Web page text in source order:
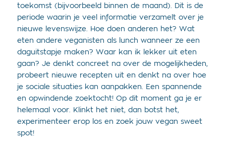
toekomst (bijvoorbeeld binnen de maand). Dit is de
periode waarin je veel informatie verzamelt over je
nieuwe levenswijze. Hoe doen anderen het? Wat
eten andere veganisten als lunch wanneer ze een
daguitstapje maken? Waar kan ik lekker uit eten
gaan? Je denkt concreet na over de mogelijkheden,
probeert nieuwe recepten uit en denkt na over hoe
je sociale situaties kan aanpakken. Een spannende
en opwindende zoektocht! Op dit moment ga je er
helemaal voor. Klinkt het niet, dan botst het,
experimenteer erop los en zoek jouw vegan sweet
spot!